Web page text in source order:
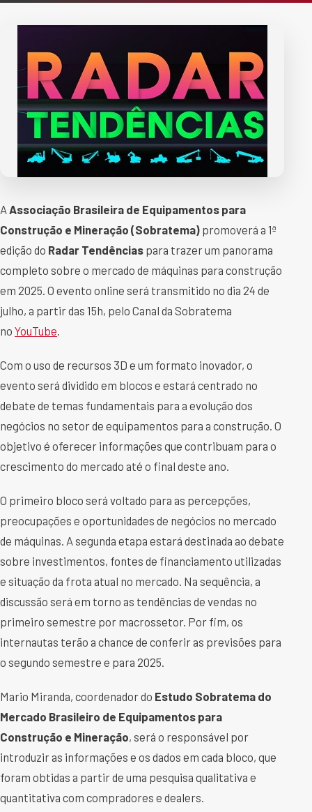
AAssociação Brasileira de Equipamentos para
Construção e Mineração (Sobratema) promoverá a 1ª
edição do Radar Tendências para trazer um panorama
completo sobre o mercado de máquinas para construção
em 2025. O evento online será transmitido no dia 24 de
julho, a partir das 15h, pelo Canal da Sobratema
no YouTube.
Com o uso de recursos 3D e um formato inovador, o
evento será dividido em blocos e estará centrado no
debate de temas fundamentais para a evolução dos
negócios no setor de equipamentos para a construção. O
objetivo é oferecer informações que contribuam para o
crescimento do mercado até o final deste ano.
O primeiro bloco será voltado para as percepções,
preocupações e oportunidades de negócios no mercado
de máquinas. A segunda etapa estará destinada ao debate
sobre investimentos, fontes de financiamento utilizadas
e situação da frota atual no mercado. Na sequência, a
discussão será em torno as tendências de vendas no
primeiro semestre por macrossetor. Por fim, os
internautas terão a chance de conferir as previsões para
o segundo semestre e para 2025.
Mario Miranda, coordenador do Estudo Sobratema do
Mercado Brasileiro de Equipamentos para
Construção e Mineração, será o responsável por
introduzir as informações e os dados em cada bloco, que
foram obtidas a partir de uma pesquisa qualitativa e
quantitativa com compradores e dealers.